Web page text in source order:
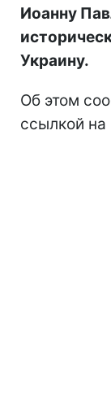
Иоанну
Украину.
Об этом
ссылкой на